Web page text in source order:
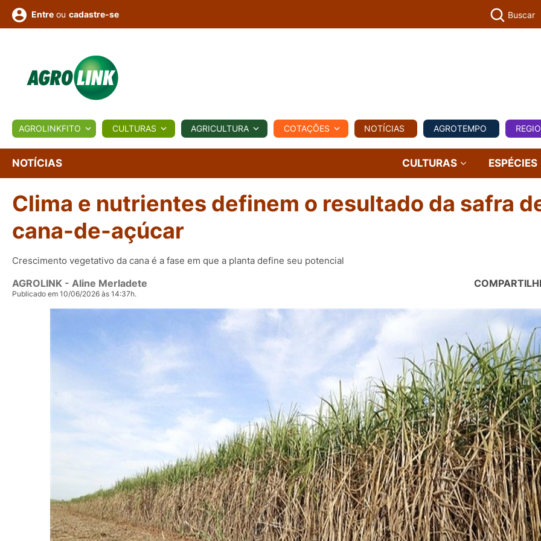
BIOLÓGICOS COTAÇÕES NOTÍCIAS AGROTEMPO REGIONAL COMERCIAL AGROVIAGENS
Conversor Colunistas Eventos
e
Vídeos
Entre ou cadastre-se Buscar
AGROLINKFITO CULTURAS AGRICULTURA COTAÇÕES NOTÍCIAS AGROTEMPO
NOTÍCIAS CULTURAS ESPÉCIES
Clima e nutrientes definem o resultado da safra
cana-de-açúcar
Crescimento vegetativo da cana é a fase em que a planta define seu potencial
AGROLINK - Aline Merladete
Publicado em 10/06/2026 às 14:37h.